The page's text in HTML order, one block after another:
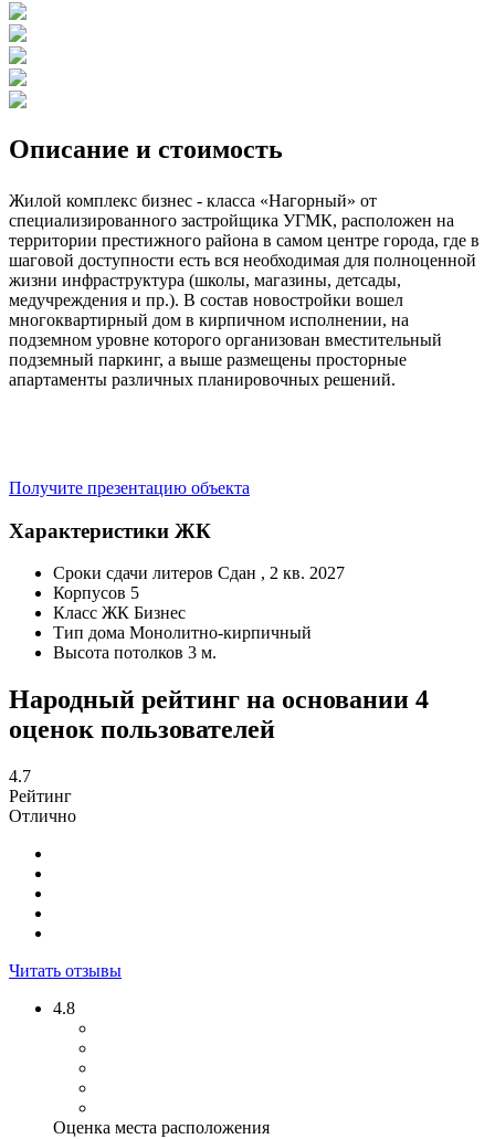
Описание и стоимость
Жилой комплекс бизнес - класса «Нагорный» от
специализированного застройщика УГМК, расположен на
территории престижного района в самом центре города, где в
шаговой доступности есть вся необходимая для полноценной
жизни инфраструктура (школы, магазины, детсады,
медучреждения и пр.). В состав новостройки вошел
многоквартирный дом в кирпичном исполнении, на
подземном уровне которого организован вместительный
подземный паркинг, а выше размещены просторные
апартаменты различных планировочных решений.
Получите презентацию объекта
Характеристики ЖК
Сроки сдачи литеров Сдан , 2 кв. 2027
Корпусов 5
Класс ЖК Бизнес
Тип дома Монолитно-кирпичный
Высота потолков 3 м.
Народный рейтинг на основании 4
оценок пользователей
4.7
Рейтинг
Отлично
Читать отзывы
4.8
Оценка места расположения